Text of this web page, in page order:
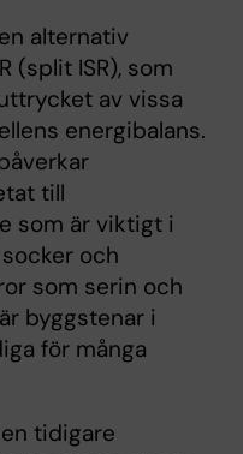
alternativ
(split ISR), som
av vissa
energibalans.
till
som är viktigt i
och
som serin och
byggstenar i
för många
tidigare